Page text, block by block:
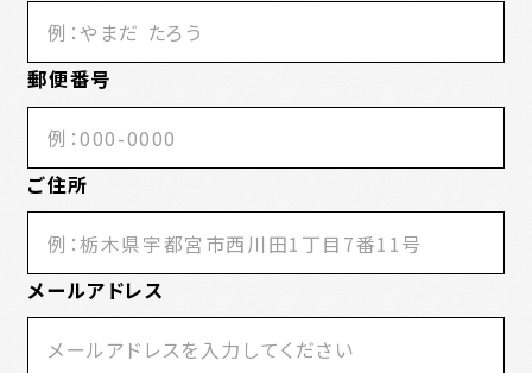
郵便番号
ご住所
メールアドレス